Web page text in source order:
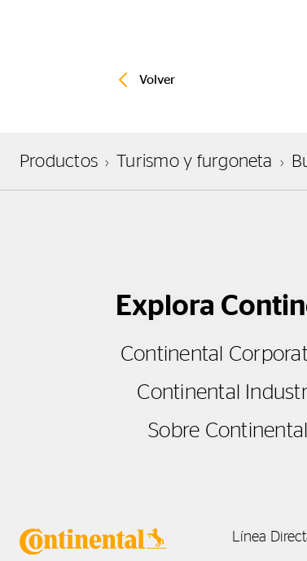
Volver
Productos Turismo y furgoneta
Explora
Continental
Continental
Sobre Continental
Línea